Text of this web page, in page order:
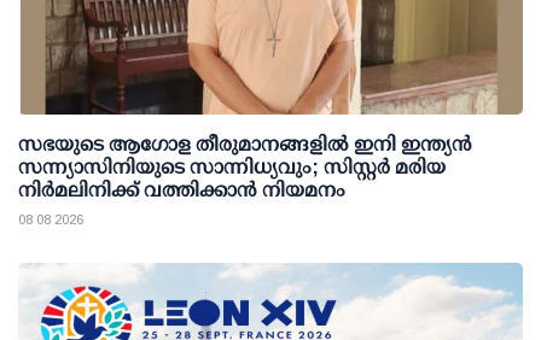
സഭയുടെ ആഗോള തീരുമാനങ്ങളിൽ ഇനി ഇന്ത്യൻ
സന്ന്യാസിനിയുടെ സാന്നിധ്യവും; സിസ്റ്റർ മരിയ
നിർമലിനിക്ക് വത്തിക്കാൻ നിയമനം
08 08 2026